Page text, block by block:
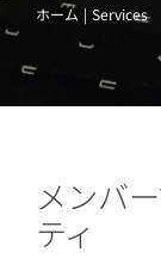
ホーム Services
メンバ
ティ